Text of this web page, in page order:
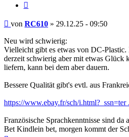
Beitrag
von RC610 » 29.12.25 - 09:50
Neu wird schwierig:
Vielleicht gibt es etwas von DC-
derzeit schwierig aber mit etwas Glück
liefern, kann bei dem aber dauern.
Bessere Qualität gibt's evtl. aus
https://www.ebay.fr/sch/i.html?_ssn=ter
Französische Sprachkenntnisse sind da
Bet Kindlein bet, morgen kommt der